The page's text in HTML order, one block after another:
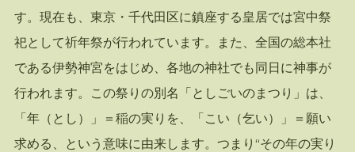
す。現在も、東京・千代田区に鎮座する皇居では宮中祭
祀として祈年祭が行われています。また、全国の総本社
である伊勢神宮をはじめ、各地の神社でも同日に神事が
行われます。この祭りの別名「としごいのまつり」は、
「年（とし）」＝稲の実りを、「こい（乞い）」＝願い
求める、という意味に由来します。つまり“その年の実り